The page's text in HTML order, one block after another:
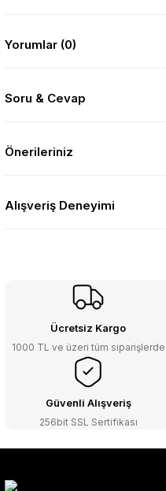
Yorumlar (0)
Soru & Cevap
Önerileriniz
Alışveriş Deneyimi
Ücretsiz Kargo
1000 TL ve üzeri tüm siparişlerde
Güvenli Alışveriş
256bit SSL Sertifikası